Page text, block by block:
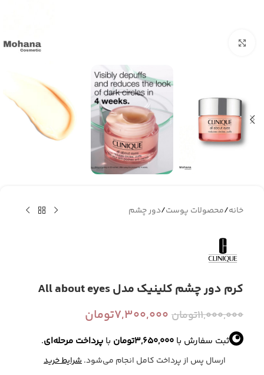
خانه/محصولات پوست/دور چشم
کرم دور چشم کلینیک مدل All about eyes
11,000,000تومان 7,300,000تومان
ثبت سفارش با 3,650,000تومان با پرداخت مرحله‌ای.
ارسال پس از پرداخت کامل انجام می‌شود.شرایط خرید